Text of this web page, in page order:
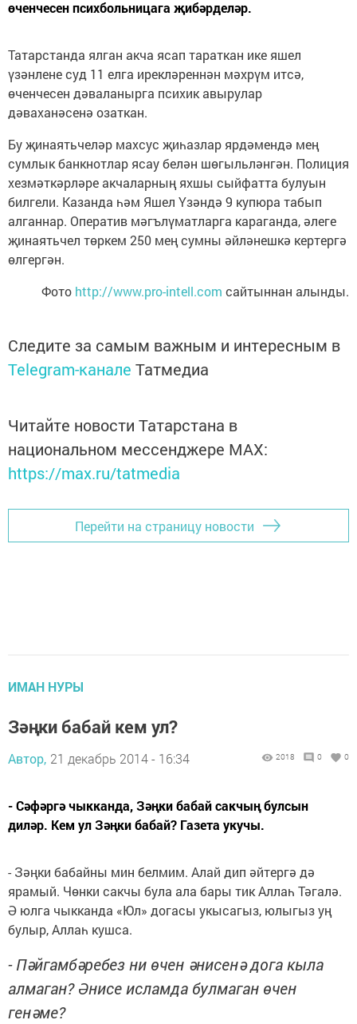
өченчесен психбольницага җибәрделәр.
Татарстанда ялган акча ясап тараткан ике яшел
үзәнлене суд 11 елга ирекләреннән мәхрүм итсә,
өченчесен дәваланырга психик авырулар
дәваханәсенә озаткан.
Бу җинаятьчеләр махсус җиһазлар ярдәмендә мең
сумлык банкнотлар ясау белән шөгыльләнгән. Полиция
хезмәткәрләре акчаларның яхшы сыйфатта булуын
билгели. Казанда һәм Яшел Үзәндә 9 купюра табып
алганнар. Оператив мәгълүматларга караганда, әлеге
җинаятьчел төркем 250 мең сумны әйләнешкә кертергә
өлгергән.
Фото http://www.pro-intell.com сайтыннан алынды.
Следите за самым важным и интересным в
Telegram-канале Татмедиа
Читайте новости Татарстана в
национальном мессенджере MАХ:
https://max.ru/tatmedia
Перейти на страницу новости
ИМАН НУРЫ
Зәңки бабай кем ул?
Автор, 21 декабрь 2014 - 16:34 2018 0 0
- Сәфәргә чыкканда, Зәңки бабай сакчың булсын
диләр. Кем ул Зәңки бабай? Газета укучы.
- Зәңки бабайны мин белмим. Алай дип әйтергә дә
ярамый. Чөнки сакчы була ала бары тик Аллаһ Тәгалә.
Ә юлга чыкканда «Юл» догасы укысагыз, юлыгыз уң
булыр, Аллаһ кушса.
- Пәйгамбәребез ни өчен әнисенә дога кыла
алмаган? Әнисе исламда булмаган өчен
генәме?